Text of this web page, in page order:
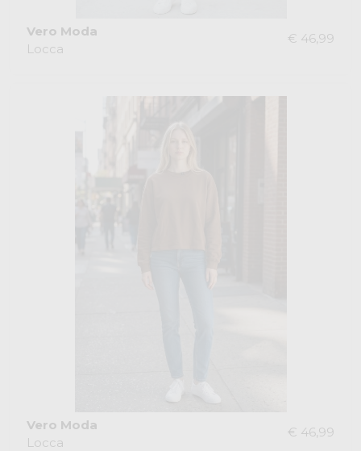
Vero Moda
Locca
€ 46,99
Vero Moda
Locca
€ 46,99